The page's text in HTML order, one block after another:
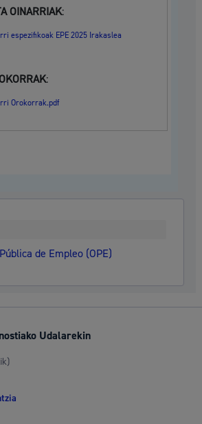
OINARRIAK:
espezifikoak EPE 2025 Irakaslea
:
Orokorrak.pdf
de Empleo (OPE)
Udalarekin